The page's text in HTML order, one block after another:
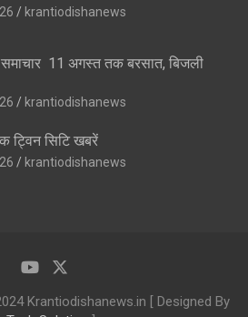
krantiodishanews
11 अगस्त तक बरसात, बिजली
krantiodishanews
ट्विन सिटि खबरें
krantiodishanews
Krantiodishanews.in [ Designed By